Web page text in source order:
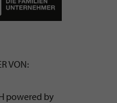
VON:
powered by